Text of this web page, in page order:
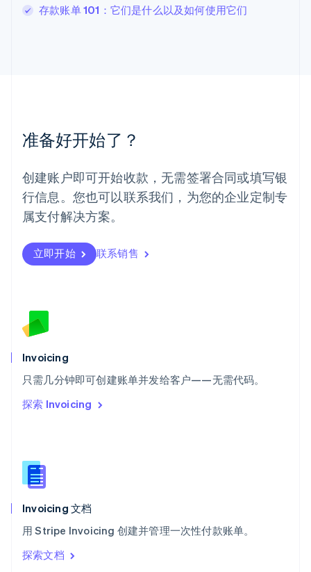
存款账单 101：它们是什么以及如何使用它们
准备好开始了？
创建账户即可开始收款，无需签署合同或填写银
行信息。您也可以联系我们，为您的企业定制专
属支付解决方案。
立即开始 联系销售
Invoicing
只需几分钟即可创建账单并发给客户——无需代码。
探索 Invoicing
Invoicing 文档
用 Stripe Invoicing 创建并管理一次性付款账单。
探索文档
马尔他
English
葡萄牙
日本
日本語 English
瑞典
SvenskaEnglish
Deutsch FrançaisItaliano English
塞浦路斯
English
ไทยEnglish
希腊
English
西班牙
新西兰
English
匈牙利
English
ItalianoEnglish
印度
English